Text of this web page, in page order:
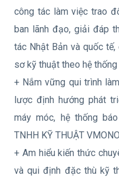
công tác làm việc trao
ban lãnh đạo, giải đáp
tác Nhật Bản và quốc
sơ kỹ thuật theo hệ
+ Nắm vững qui trình
lược định hướng phát
máy móc, hệ thống
TNHH KỸ THUẬT
+ Am hiểu kiến thức
và qui định đặc thù kỹ